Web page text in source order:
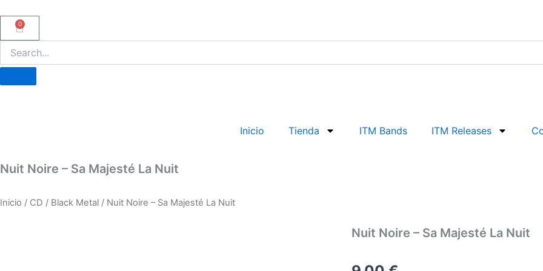
contenido
0
Carrito
Inicio Tienda ITM Bands ITM Releases
Nuit Noire – Sa Majesté La Nuit
Inicio / CD / Black Metal / Nuit Noire – Sa Majesté La Nuit
Nuit Noire – Sa Majesté La Nuit